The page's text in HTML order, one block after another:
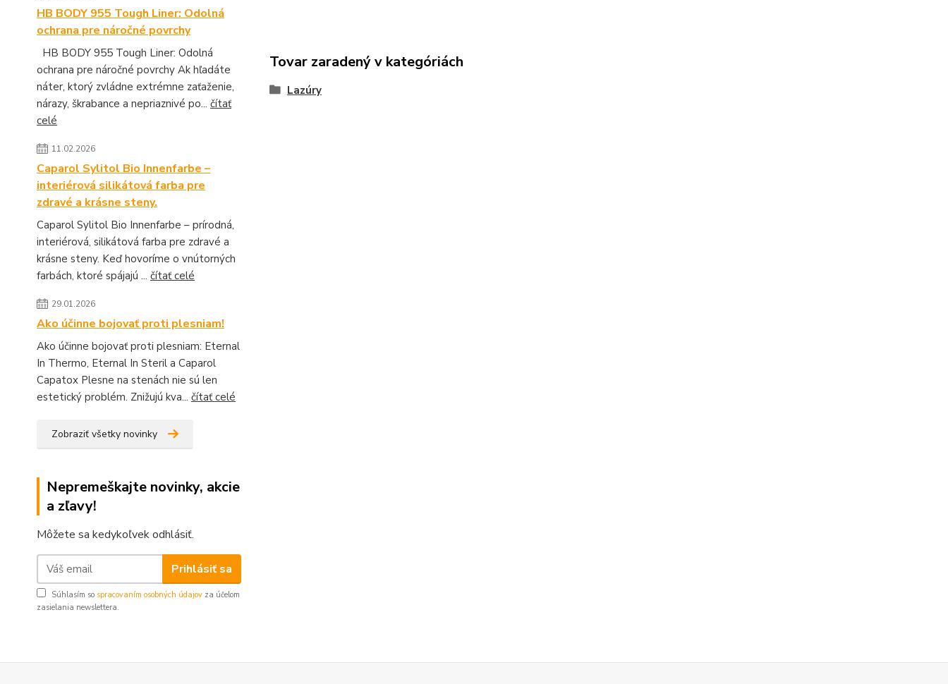
HB BODY 955 Tough Liner: Odolná
ochrana pre náročné povrchy
HB BODY 955 Tough Liner: Odolná
ochrana pre náročné povrchy Ak hľadáte
náter, ktorý zvládne extrémne zaťaženie,
nárazy, škrabance a nepriaznivé po... čítať
celé
11.02.2026
Caparol Sylitol Bio Innenfarbe –
interiérová silikátová farba pre
zdravé a krásne steny.
Caparol Sylitol Bio Innenfarbe – prírodná,
interiérová, silikátová farba pre zdravé a
krásne steny. Keď hovoríme o vnútorných
farbách, ktoré spájajú ... čítať celé
29.01.2026
Ako účinne bojovať proti plesniam!
Ako účinne bojovať proti plesniam: Eternal
In Thermo, Eternal In Steril a Caparol
Capatox Plesne na stenách nie sú len
estetický problém. Znižujú kva... čítať celé
Zobraziť všetky novinky
Nepremeškajte novinky, akcie
a zľavy!
Môžete sa kedykoľvek odhlásiť.
Prihlásiť sa
Súhlasím so spracovaním osobných údajov za účelom
zasielania newslettera.
Tovar zaradený v kategóriách
Lazúry